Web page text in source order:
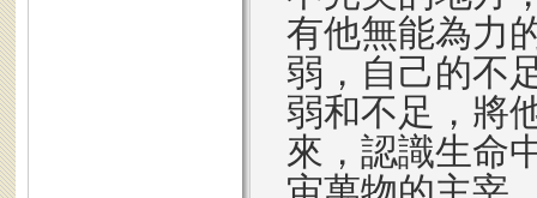
有他無能為力
弱，自己的不
弱和不足，將
來，認識生命